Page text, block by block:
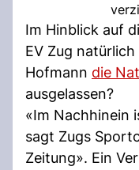
Im Hinblick auf
EV Zug
Hofmann die
ausgelassen?
«Im Nachhinein
sagt Zugs
Zeitung». Ein